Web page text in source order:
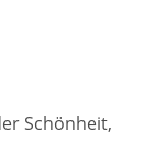
Schönheit,